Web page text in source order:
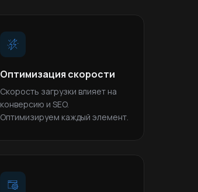
Оптимизация скорости
Скорость загрузки влияет на
конверсию и SEO.
Оптимизируем каждый элемент.